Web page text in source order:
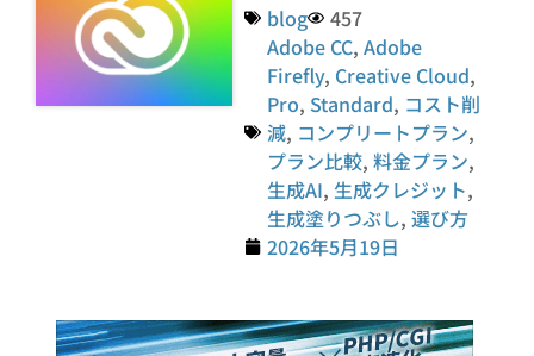
blog
457
Adobe CC,Adobe
Firefly, Creative Cloud,
Pro, Standard, コスト削
減, コンプリートプラン,
プラン比較,料金プラン,
生成AI, 生成クレジット,
生成塗りつぶし,選び方
2026年5月19日